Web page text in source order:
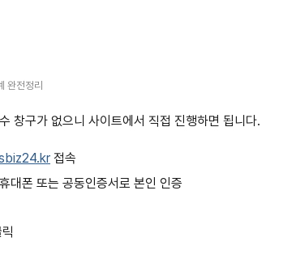
완전정리
창구가 없으니 사이트에서 직접 진행하면 됩니다.
접속
대폰 또는 공동인증서로 본인 인증